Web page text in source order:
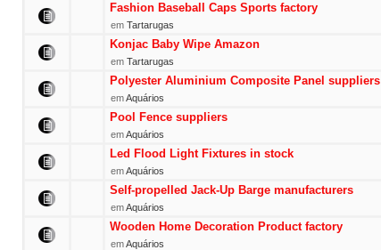
Fashion Baseball Caps Sports factory
em Tartarugas
Konjac Baby Wipe Amazon
em Tartarugas
Polyester Aluminium Composite Panel suppliers
emAquários
Pool Fence suppliers
emAquários
Led Flood Light Fixtures in stock
emAquários
Self-propelled Jack-Up Barge manufacturers
emAquários
Wooden Home Decoration Product factory
emAquários